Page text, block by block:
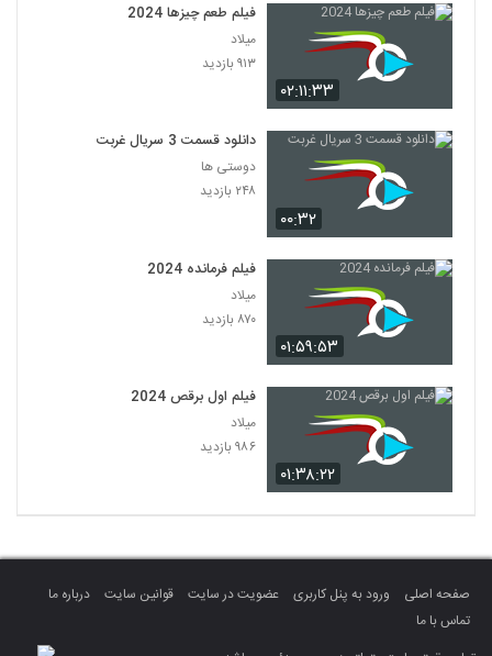
۰۲:۱۱:۳۳
فیلم طعم چیزها 2024
میلاد
۹۱۳ بازدید
۰۰:۳۲
دانلود قسمت 3 سریال غربت
دوستی ها
۲۴۸ بازدید
۰۱:۵۹:۵۳
فیلم فرمانده 2024
میلاد
۸۷۰ بازدید
۰۱:۳۸:۲۲
فیلم اول برقص 2024
میلاد
۹۸۶ بازدید
صفحه اصلی ورود به پنل کاربری عضویت در سایت قوانین سایت
درباره ما
تماس با ما